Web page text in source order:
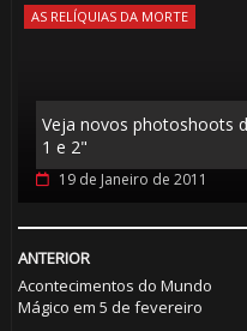
AS RELÍQUIAS DA MORTE
Veja novos photoshoots
1 e 2"
19 de Janeiro de 2011
ANTERIOR
Acontecimentos do Mundo
Mágico em 5 de fevereiro